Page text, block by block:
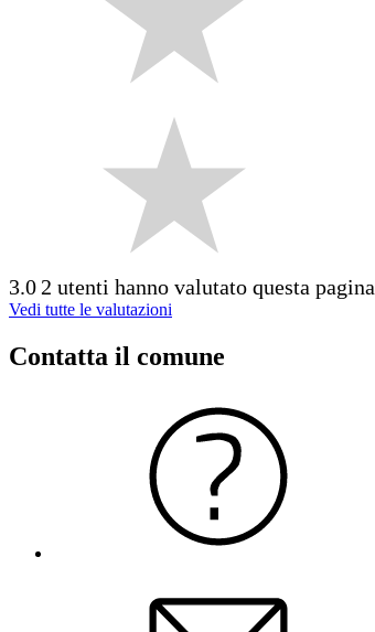
3.0 2 utenti hanno valutato questa pagina
Vedi tutte le valutazioni
Contatta il comune